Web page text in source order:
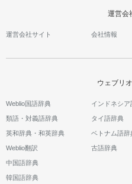
運営会
運営会社サイト 会社情報
ウェブリ
Weblio国語辞典
類語・対義語辞典
英和辞典・和英辞典
Weblio翻訳
中国語辞典
韓国語辞典
インドネシア
タイ語辞典
ベトナム語辞
古語辞典